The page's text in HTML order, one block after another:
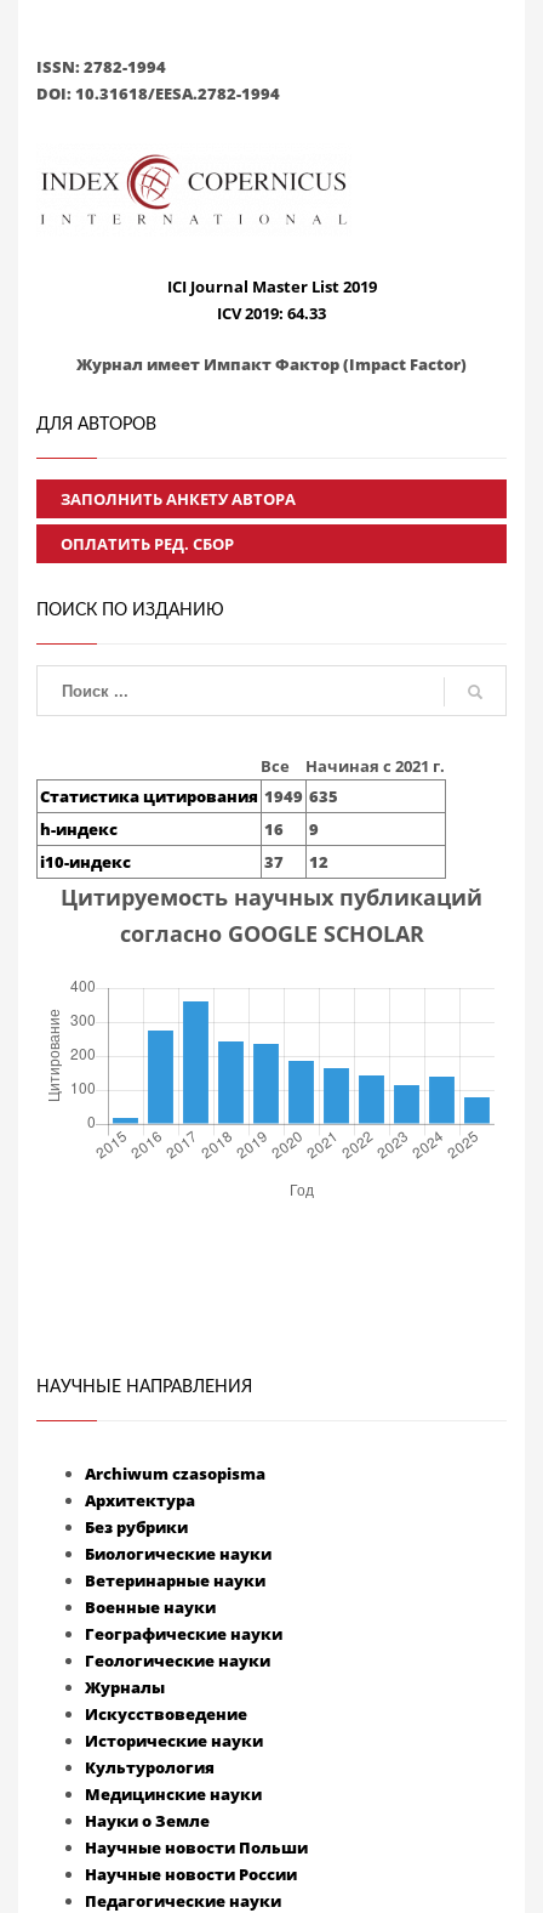
ISSN: 2782-1994
DOI: 10.31618/EESA.2782-1994
ICI Journal Master List 2019
ICV 2019: 64.33
Журнал имеет Импакт Фактор (Impact Factor)
ДЛЯ АВТОРОВ
ЗАПОЛНИТЬ АНКЕТУ АВТОРА
ОПЛАТИТЬ РЕД. СБОР
ПОИСК ПО ИЗДАНИЮ
Все
Начиная с 2021 г.
Статистика цитирования 1949 635
h-индекс
16
9
i10-индекс
37 12
Цитируемость научных публикаций
согласно GOOGLE SCHOLAR
НАУЧНЫЕ НАПРАВЛЕНИЯ
Archiwum czasopisma
Архитектура
Без рубрики
Биологические науки
Ветеринарные науки
Военные науки
Географические науки
Геологические науки
Журналы
Искусствоведение
Исторические науки
Культурология
Медицинские науки
Науки о Земле
Научные новости Польши
Научные новости России
Педагогические науки